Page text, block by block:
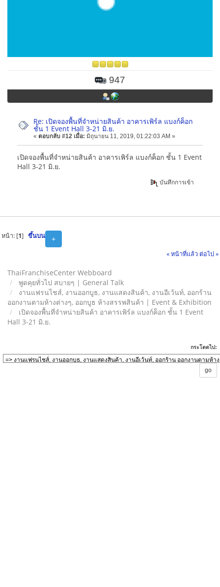
947
Re: เปิดจองพื้นที่จำหน่ายสินค้า อาคารเพิร์ล แบงก์ค็อก
ชั้น 1 Event Hall 3-21 มิ.ย.
« ตอบกลับ #12 เมื่อ: มิถุนายน 11, 2019, 01:22:03 AM »
เปิดจองพื้นที่จำหน่ายสินค้า อาคารเพิร์ล แบงก์ค็อก ชั้น 1 Event
Hall 3-21 มิ.ย.
บันทึกการเข้า
+
หน้า: [1] ขึ้นบน
« หน้าที่แล้ว ต่อไป »
ThaiFranchiseCenter Webboard
พูดคุยทั่วไป สบายๆ | General Talk
งานแฟรนไชส์, งานออกบูธ, งานแสดงสินค้า, งานอีเว้นท์, ออกร้าน
ออกงานตามห้างต่างๆ, ออกบูธ ห้างสรรพสินค้า | Event & Exhibition
เปิดจองพื้นที่จำหน่ายสินค้า อาคารเพิร์ล แบงก์ค็อก ชั้น 1 Event
Hall 3-21 มิ.ย.
กระโดดไป: